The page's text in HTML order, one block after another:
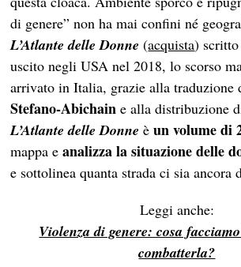
di genere” non ha mai confini né
L’Atlante delle Donne(acquista)
uscito negli USA nel 2018, lo scorso
arrivato in Italia, grazie alla
Stefano-Abichain e alla distribuzione
L’Atlante delle Donne èun volume di
mappa eanalizza la situazione delle
e sottolinea quanta strada ci sia ancora
Leggi anche:
Violenza di genere: cosa
combatterla?